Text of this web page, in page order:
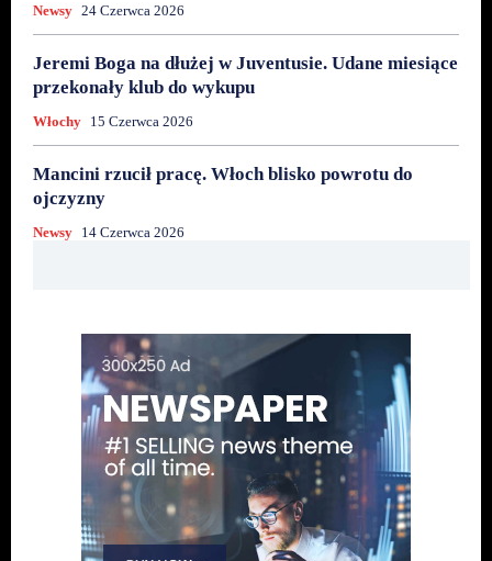
Newsy 24 Czerwca 2026
Jeremi Boga na dłużej w Juventusie. Udane miesiące
przekonały klub do wykupu
Włochy 15 Czerwca 2026
Mancini rzucił pracę. Włoch blisko powrotu do
ojczyzny
Newsy 14 Czerwca 2026